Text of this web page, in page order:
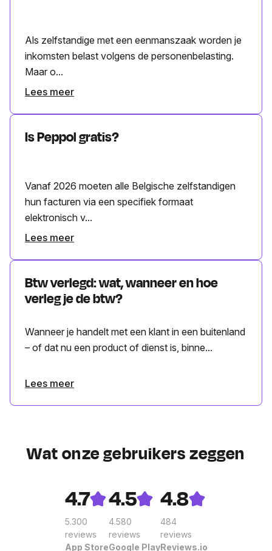
Als zelfstandige met een eenmanszaak worden je
inkomsten belast volgens de personenbelasting.
Maar o...
Lees meer
Is Peppol gratis?
Vanaf 2026 moeten alle Belgische zelfstandigen
hun facturen via een specifiek formaat
elektronisch v...
Lees meer
Btw verlegd: wat, wanneer en hoe
verleg je de btw?
Wanneer je handelt met een klant in een buitenland
– of dat nu een product of dienst is, binne...
Lees meer
Wat onze gebruikers zeggen
4.7
5.300
reviews
App Store
4.5
4.580
reviews
Google Play
4.8
484
reviews
Reviews.io